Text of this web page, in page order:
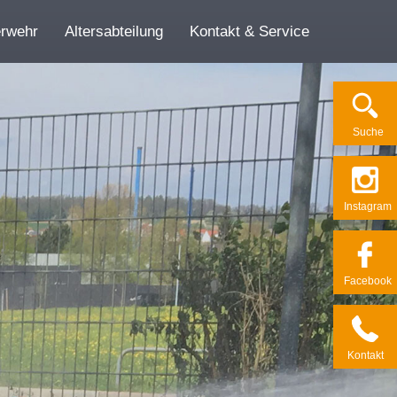
Altersabteilung Kontakt & Service
Su­che
Ins­ta­gram
Face­book
Kon­takt